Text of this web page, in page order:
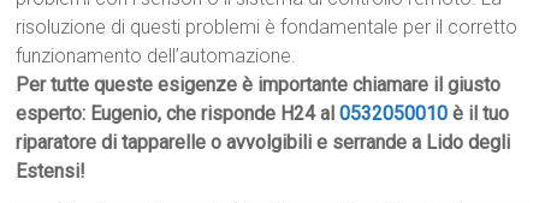
risoluzione di questi problemi è fondamentale per il corretto
funzionamento dell’automazione.
Per tutte queste esigenze è importante chiamare il giusto
esperto: Eugenio, che risponde H24 al0532050010 è il tuo
riparatore di tapparelle o avvolgibili e serrande a Lido degli
Estensi!